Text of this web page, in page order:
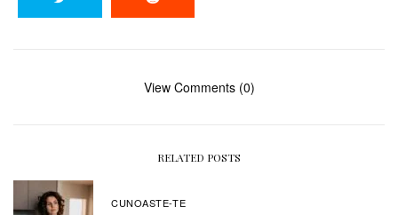
View Comments (0)
RELATED POSTS
CUNOASTE-TE